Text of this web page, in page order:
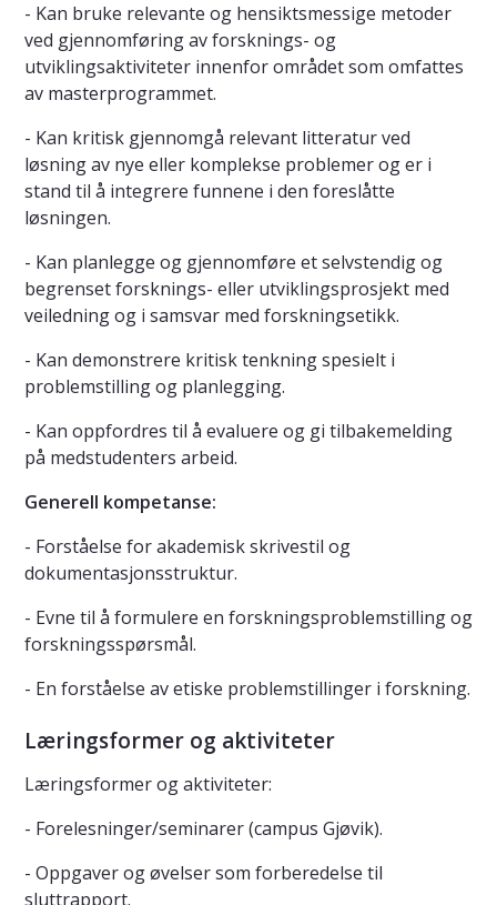
- Kan bruke relevante og hensiktsmessige metoder
ved gjennomføring av forsknings- og
utviklingsaktiviteter innenfor området som omfattes
av masterprogrammet.
- Kan kritisk gjennomgå relevant litteratur ved
løsning av nye eller komplekse problemer og er i
stand til å integrere funnene i den foreslåtte
løsningen.
- Kan planlegge og gjennomføre et selvstendig og
begrenset forsknings- eller utviklingsprosjekt med
veiledning og i samsvar med forskningsetikk.
- Kan demonstrere kritisk tenkning spesielt i
problemstilling og planlegging.
- Kan oppfordres til å evaluere og gi tilbakemelding
på medstudenters arbeid.
Generell kompetanse:
- Forståelse for akademisk skrivestil og
dokumentasjonsstruktur.
- Evne til å formulere en forskningsproblemstilling og
forskningsspørsmål.
- En forståelse av etiske problemstillinger i forskning.
Læringsformer og aktiviteter
Læringsformer og aktiviteter:
- Forelesninger/seminarer (campus Gjøvik).
- Oppgaver og øvelser som forberedelse til
sluttrapport.